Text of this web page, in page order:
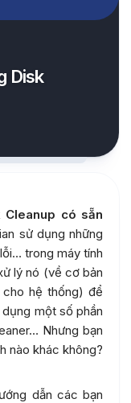
Disk
có sẵn
sử dụng những
trong máy tính
lý nó (về cơ bản
hệ thống) để
một số phần
Nhưng bạn
nào khác không?
dẫn các bạn